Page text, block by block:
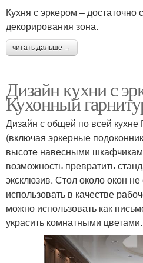
Кухня с эркером – достаточно
декорирования зона.
читать дальше →
Дизайн кухни с
Кухонный
Дизайн с общей по всей
(включая эркерные
высоте навесными
возможность превратить
эксклюзив. Стол около окон не
использовать в качестве
можно использовать как
украсить комнатными цветами.